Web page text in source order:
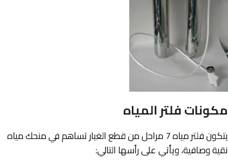
مكونات فلتر المياه
يتكون فلتر مياه 7 مراحل من قطع الغيار تساهم في منحك مياه
نقية وصافية، ويأتي على رأسها التالي: